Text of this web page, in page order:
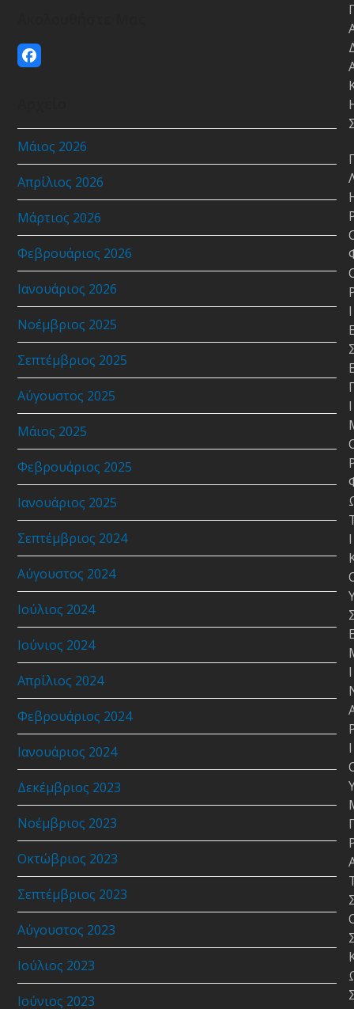
Facebook
Μάιος 2026
Απρίλιος 2026
Μάρτιος 2026
Φεβρουάριος 2026
Ιανουάριος 2026
Νοέμβριος 2025
Σεπτέμβριος 2025
Αύγουστος 2025
Μάιος 2025
Φεβρουάριος 2025
Ιανουάριος 2025
Σεπτέμβριος 2024
Αύγουστος 2024
Ιούλιος 2024
Ιούνιος 2024
Απρίλιος 2024
Φεβρουάριος 2024
Ιανουάριος 2024
Δεκέμβριος 2023
Νοέμβριος 2023
Οκτώβριος 2023
Σεπτέμβριος 2023
Αύγουστος 2023
Ιούλιος 2023
Ιούνιος 2023
Ι
Ι
Ι
Ι
Ι